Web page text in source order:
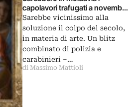
capolavori trafugati a novembre
dal museo veronese: in manette
12 persone, fra cui una guardia
giurata
Sarebbe vicinissimo alla
soluzione il colpo del secolo,
in materia di arte. Un blitz
combinato di polizia e
carabinieri –…
di Massimo Mattioli